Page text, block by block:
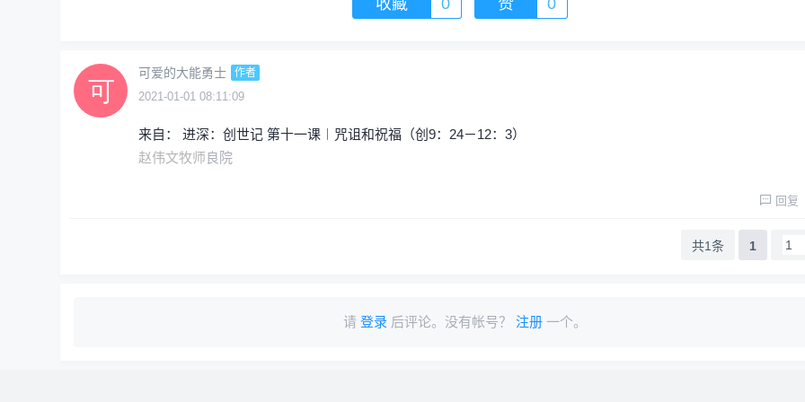
收藏 0 赞 0
可爱的大能勇士 作者
2021-01-01 08:11:09
来自： 进深：创世记 第十一课︱咒诅和祝福（创9：24－12：3）
赵伟文牧师良院
回复
共1条 1
请 登录 后评论。没有帐号？ 注册一个。